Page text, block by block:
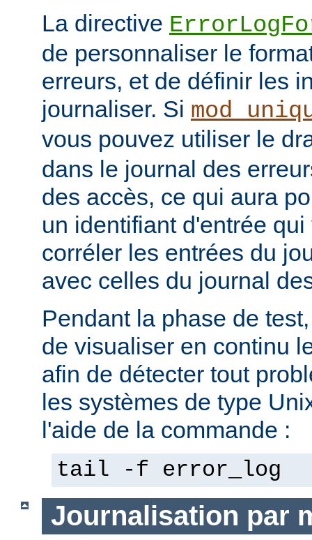
La directive
de personnaliser le
erreurs, et de définir les
journaliser. Si
vous pouvez utiliser le
dans le journal des
des accès, ce qui aura
un identifiant d'entrée
corréler les entrées du
avec celles du journal
Pendant la phase de
de visualiser en continu
afin de détecter tout
les systèmes de type
l'aide de la commande :
tail -f error_log
Journalisation par